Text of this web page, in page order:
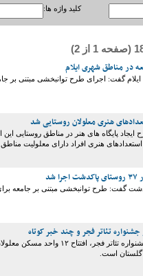
کلید واژه ها:
در مناطق شهری ایلام
ایلام گفت: اجرای طرح توانبخشی مبتنی بر
هنری معلولان روستایی شد
ایجاد پایگاه های هنر در مناطق روستایی
هنری افراد دارای معلولیت مناطق
تئاتر فجر و چند خبر کوتاه
اجرای نمایش هنرمندان استان در
گلستان است.